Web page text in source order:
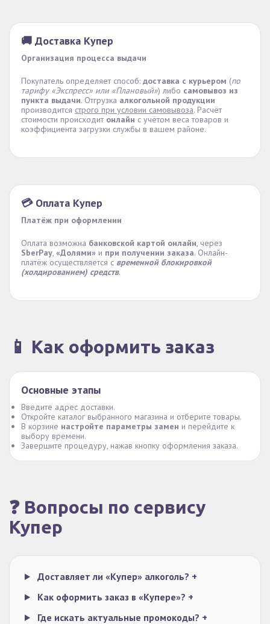
🚚 Доставка Купер
Организация процесса выдачи
Покупатель определяет способ: доставка с курьером (по
тарифу «Экспресс» или «Плановый») либо самовывоз из
пункта выдачи. Отгрузка алкогольной продукции
производится строго при условии самовывоза. Расчёт
стоимости происходит онлайн с учётом веса товаров и
коэффициента загрузки службы в вашем районе.
💳 Оплата Купер
Платёж при оформлении
Оплата возможна банковской картой онлайн, через
SberPay, «Долями» и при получении заказа. Онлайн-
платёж осуществляется с временной блокировкой
(холдированием) средств.
📱 Как оформить заказ
Основные этапы
Введите адрес доставки.
Откройте каталог выбранного магазина и отберите товары.
В корзине настройте параметры замен и перейдите к
выбору времени.
Завершите процедуру, нажав кнопку оформления заказа.
❓ Вопросы по сервису
Купер
Доставляет ли «Купер» алкоголь? +
Как оформить заказ в «Купере»? +
Где искать актуальные промокоды? +